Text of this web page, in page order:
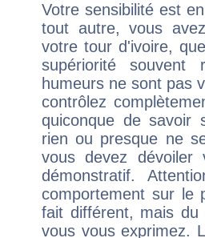
Votre sensibilité est
tout autre, vous
votre tour d'ivoire,
supériorité souvent
humeurs ne sont pas
contrôlez
quiconque de savoir
rien ou presque ne
vous devez
démonstratif.
comportement sur le
fait différent, mais du
vous vous exprimez.